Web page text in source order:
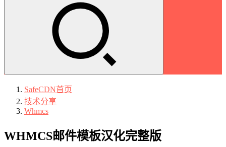
SafeCDN首页
技术分享
Whmcs
WHMCS邮件模板汉化完整版